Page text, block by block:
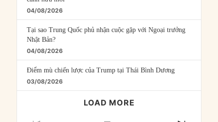
04/08/2026
Tại sao Trung Quốc phủ nhận cuộc gặp với Ngoại trưởng
Nhật Bản?
04/08/2026
Điểm mù chiến lược của Trump tại Thái Bình Dương
03/08/2026
LOAD MORE